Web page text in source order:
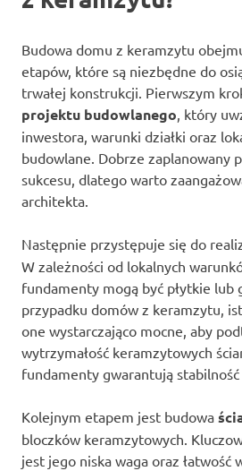
Budowa domu z keramzytu
etapów, które są niezbędne do
trwałej konstrukcji. Pierwszym
projektu budowlanego , który
inwestora, warunki działki oraz
budowlane. Dobrze zaplanowany
sukcesu, dlatego warto
architekta.
Następnie przystępuje się do
W zależności od lokalnych
fundamenty mogą być płytkie lub
przypadku domów z keramzytu,
one wystarczająco mocne, aby
wytrzymałość keramzytowych
fundamenty gwarantują stabilność
Kolejnym etapem jest budowa
bloczków keramzytowych.
jest jego niska waga oraz łatwość